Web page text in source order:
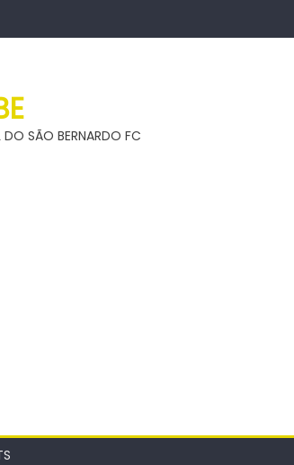
SÃO BERNARDO FC